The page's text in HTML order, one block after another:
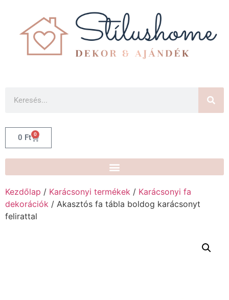
0 Ft 0
Kezdőlap / Karácsonyi termékek / Karácsonyi fa
dekorációk / Akasztós fa tábla boldog karácsonyt
felirattal